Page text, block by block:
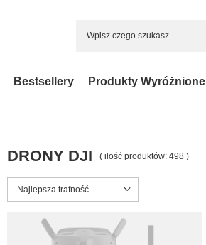
Bestsellery Produkty Wyróżnione
DRONY DJI ( ilość produktów: 498 )
Zmień sortowanie
Najlepsza trafność